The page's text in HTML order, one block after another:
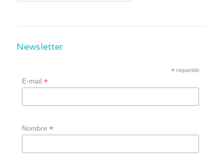
Newsletter
* requerido
E-mail*
Nombre*